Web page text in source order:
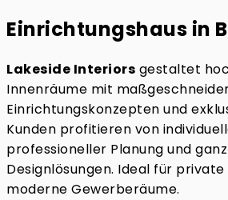
Einrichtungshaus in
Lakeside Interiors gestaltet
Innenräume mit
Einrichtungskonzepten und
Kunden profitieren von
professioneller Planung und
Designlösungen. Ideal für
moderne Gewerberäume.